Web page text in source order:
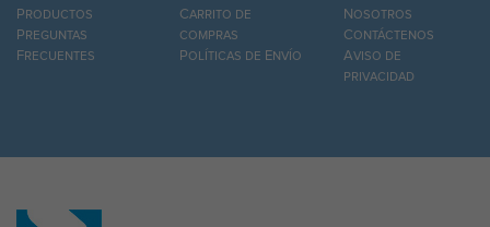
Productos
Preguntas
Frecuentes
Carrito de
compras
Políticas de Envío
Nosotros
Contáctenos
Aviso de
privacidad